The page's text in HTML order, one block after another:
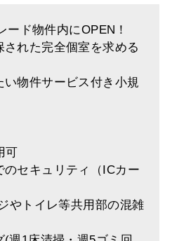
ード物件内にOPEN！
れた完全個室を求める
物件サービス付き小規
可
のセキュリティ（ICカー
やトイレ等共用部の混雑